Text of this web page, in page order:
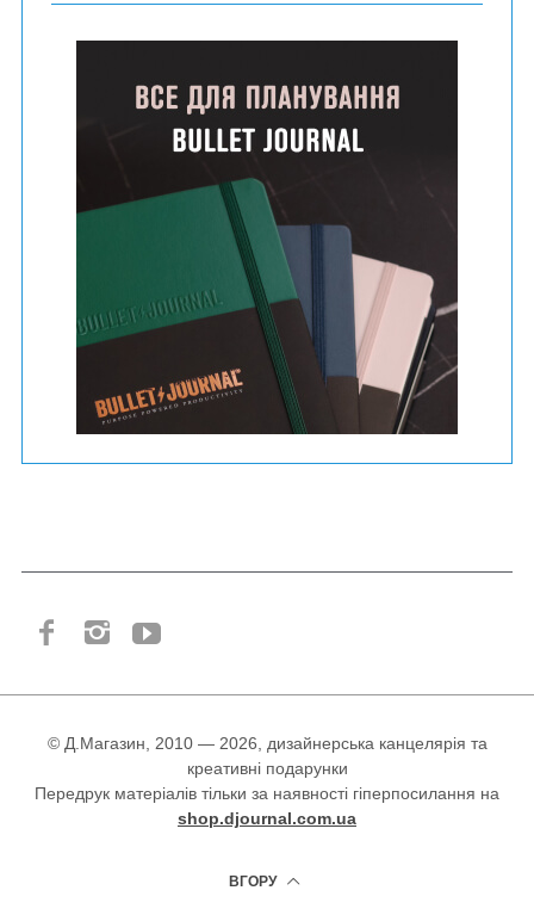
© Д.Магазин, 2010 — 2026, дизайнерська канцелярія та
креативні подарунки
Передрук матеріалів тільки за наявності гіперпосилання на
shop.djournal.com.ua
ВГОРУ